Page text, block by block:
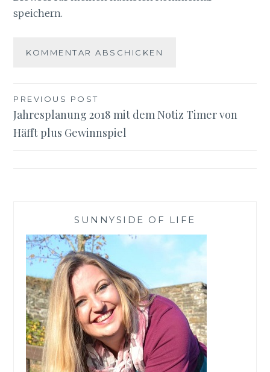
speichern.
Beitragsnavigation
PREVIOUS POST
Jahresplanung 2018 mit dem Notiz Timer von
Häfft plus Gewinnspiel
SUNNYSIDE OF LIFE